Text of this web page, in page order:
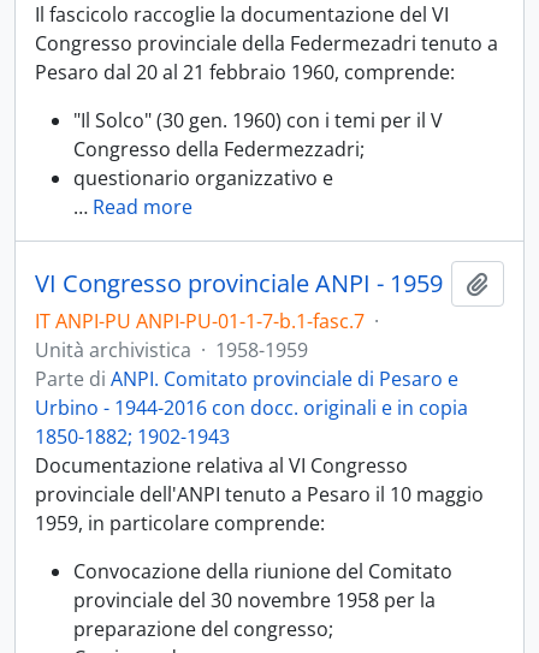
Il fascicolo raccoglie la documentazione del VI
Congresso provinciale della Federmezadri tenuto a
Pesaro dal 20 al 21 febbraio 1960, comprende:
"Il Solco" (30 gen. 1960) con i temi per il V
Congresso della Federmezzadri;
questionario organizzativo e
… Read more
VI Congresso provinciale ANPI - 1959
IT ANPI-PU ANPI-PU-01-1-7-b.1-fasc.7 ·
Unità archivistica · 1958-1959
Parte di ANPI. Comitato provinciale di Pesaro e
Urbino - 1944-2016 con docc. originali e in copia
1850-1882; 1902-1943
Documentazione relativa al VI Congresso
provinciale dell'ANPI tenuto a Pesaro il 10 maggio
1959, in particolare comprende:
Convocazione della riunione del Comitato
provinciale del 30 novembre 1958 per la
preparazione del congresso;